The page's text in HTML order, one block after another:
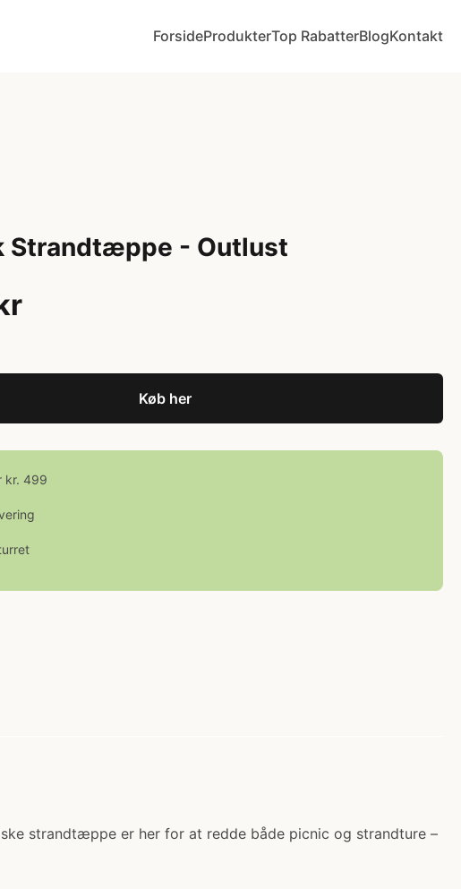
ForsideProdukterTop RabatterBlogKontakt
Strandtæppe - Outlust
Køb her
kr. 499
strandtæppe er her for at redde både picnic og strandture –